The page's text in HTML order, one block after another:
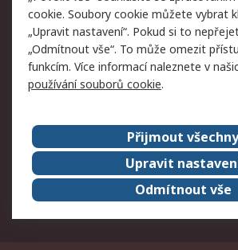
Prohlášení o ochraně
údajů
Zásady pro soubory
cookie
O naší společnosti
RS
Kariéra
ESG
cookie. Soubory cookie můžete vybrat
„Upravit nastavení“. Pokud si to
„Odmítnout vše“. To může omezit
funkcím. Více informací naleznete v
používání souborů cookie.
Přijmout všechny
Upravit
Odmítnout vše